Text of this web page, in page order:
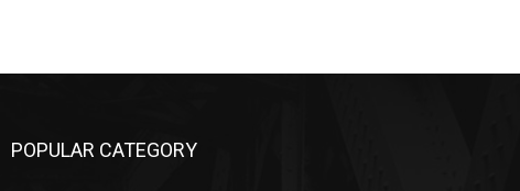
POPULAR CATEGORY